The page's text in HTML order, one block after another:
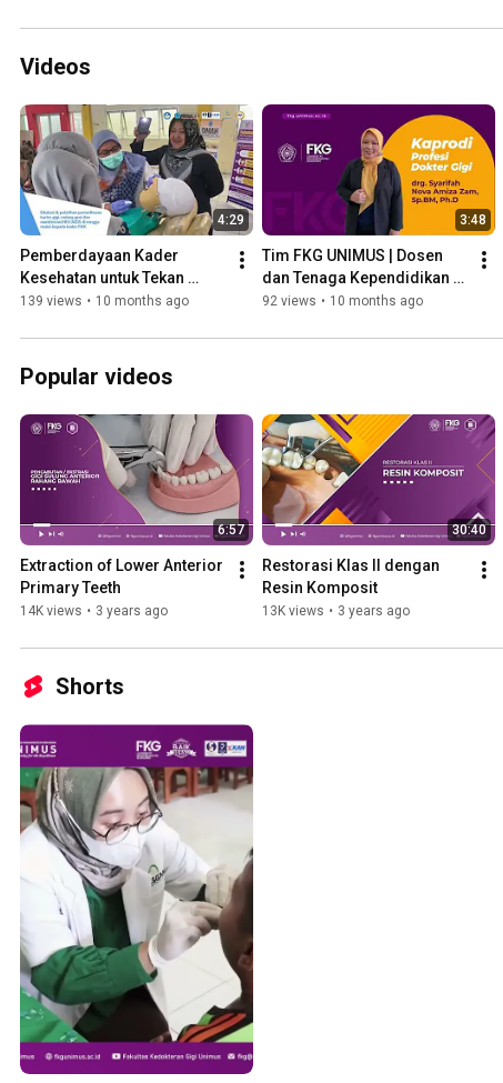
Videos
4:29
Pemberdayaan Kader
Kesehatan untuk Tekan
Risiko Infeksi di Pelayanan
2025
139 views • 10 months ago
3:48
Tim FKG UNIMUS | Dosen
dan Tenaga Kependidikan
2025
92 views • 10 months ago
Popular videos
6:57
Extraction of Lower Anterior
Primary Teeth
14K views • 3 years ago
30:40
Restorasi Klas II dengan
Resin Komposit
13K views • 3 years ago
Shorts